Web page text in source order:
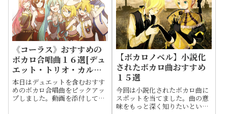
《コーラス》おすすめの
ボカロ合唱曲１６選[デュ
エット・トリオ・カルテ
ット]
本日はデュエットを含むおすす
めのボカロ合唱曲をピックアッ
プしました。動画を添付してま
【ボカロノベル】小説化
されたボカロ曲おすすめ
１５選
今回は小説化されたボカロ曲に
スポットを当てました。曲の意
味をもっと深く知りたいという